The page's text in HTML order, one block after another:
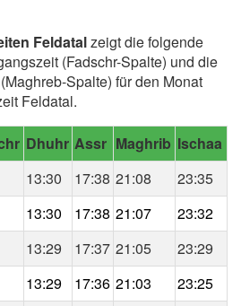
Feldatalzeigt die folgende
(Fadschr-Spalte) und die
Spalte) für den Monat
Feldatal.
Dhuhr Assr Maghrib Ischaa
13:30 17:38 21:08
23:35
13:30 17:38 21:07
23:32
13:29 17:37 21:05
23:29
13:29 17:36 21:03
23:25